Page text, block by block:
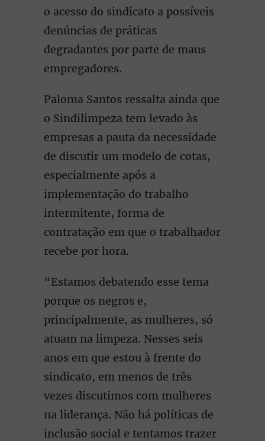
o acesso do sindicato a possíveis
denúncias de práticas
degradantes por parte de maus
empregadores.
Paloma Santos ressalta ainda que
o Sindilimpeza tem levado às
empresas a pauta da necessidade
de discutir um modelo de cotas,
especialmente após a
implementação do trabalho
intermitente, forma de
contratação em que o trabalhador
recebe por hora.
“Estamos debatendo esse tema
porque os negros e,
principalmente, as mulheres, só
atuam na limpeza. Nesses seis
anos em que estou à frente do
sindicato, em menos de três
vezes discutimos com mulheres
na liderança. Não há políticas de
inclusão social e tentamos trazer